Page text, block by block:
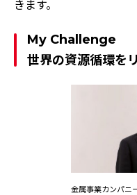
きます。
My Challenge
世界の資源循環を
金属事業カンパニ